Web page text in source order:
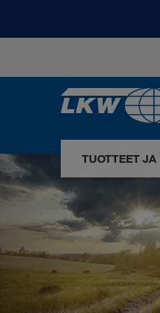
TUOTTEET JA